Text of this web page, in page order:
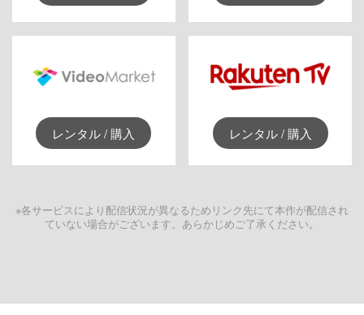
レンタル / 購入 レンタル / 購入
※各サービスにより配信状況が異なるためリンク先にて本作が配信され
ていない場合がございます。あらかじめご了承ください。